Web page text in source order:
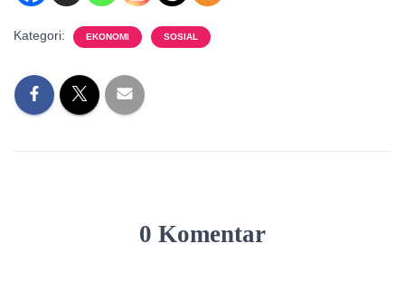
Kategori: EKONOMI SOSIAL
0 Komentar